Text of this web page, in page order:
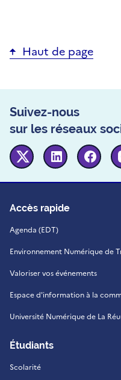
Haut de page
Suivez-nous
sur les réseaux
Twitter Linkedin
Accès rapide
Agenda (EDT)
Environnement Numérique de
Valoriser vos événements
Espace d'information à la
Université Numérique de La
Étudiants
Scolarité